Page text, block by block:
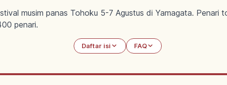
musim panas Tohoku 5-7 Agustus di Yamagata. Penari
penari.
Daftar isi FAQ